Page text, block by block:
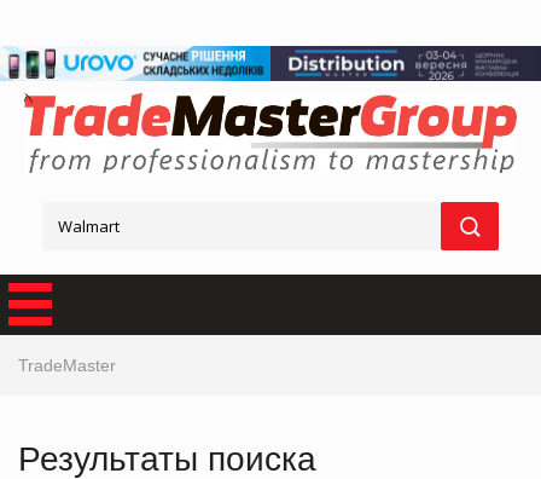
TradeMaster
Результаты поиска